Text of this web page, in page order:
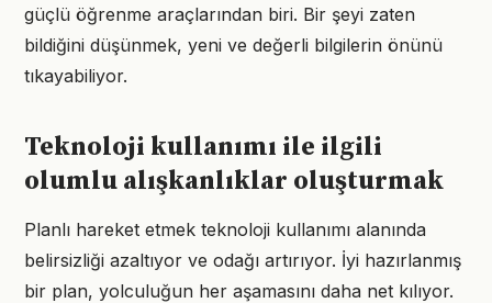
güçlü öğrenme araçlarından biri. Bir şeyi zaten
bildiğini düşünmek, yeni ve değerli bilgilerin önünü
tıkayabiliyor.
Teknoloji kullanımı ile ilgili
olumlu alışkanlıklar oluşturmak
Planlı hareket etmek teknoloji kullanımı alanında
belirsizliği azaltıyor ve odağı artırıyor. İyi hazırlanmış
bir plan, yolculuğun her aşamasını daha net kılıyor.